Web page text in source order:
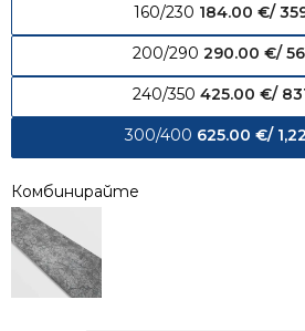
160/230 184.00 €/
200/290 290.00 €/
240/350 425.00 €/
300/400 625.00 €/
Комбинирайте